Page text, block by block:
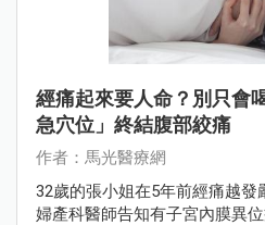
經痛起來要人命？別只會
急穴位」終結腹部絞痛
作者：馬光醫療網
32歲的張小姐在5年前經痛越
婦產科醫師告知有子宮內膜異